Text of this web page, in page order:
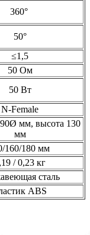
360°
50°
≤1,5
50 Ом
50 Вт
N-Female
мм, высота 130
мм
160/180 мм
/ 0,23 кг
сталь
ABS